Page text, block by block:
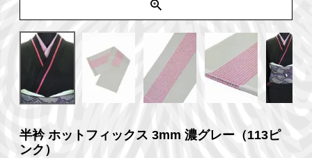
半衿 ホットフィックス 3mm 濃グレー（113ピ
ンク）